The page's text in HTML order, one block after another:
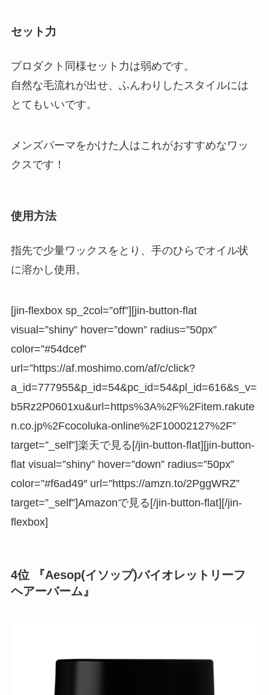
セット力
プロダクト同様セット力は弱めです。
自然な毛流れが出せ、ふんわりしたスタイルには
とてもいいです。
メンズパーマをかけた人はこれがおすすめなワッ
クスです！
使用方法
指先で少量ワックスをとり、手のひらでオイル状
に溶かし使用。
[jin-flexbox sp_2col=”off”][jin-button-flat
visual=”shiny” hover=”down” radius=”50px”
color=”#54dcef”
url=”https://af.moshimo.com/af/c/click?
a_id=777955&p_id=54&pc_id=54&pl_id=616&s_v=
b5Rz2P0601xu&url=https%3A%2F%2Fitem.rakute
n.co.jp%2Fcocoluka-online%2F10002127%2F”
target=”_self”]楽天で見る[/jin-button-flat][jin-button-
flat visual=”shiny” hover=”down” radius=”50px”
color=”#f6ad49″ url=”https://amzn.to/2PggWRZ”
target=”_self”]Amazonで見る[/jin-button-flat][/jin-
flexbox]
4位 『Aesop(イソップ)バイオレットリーフ
ヘアーバーム』